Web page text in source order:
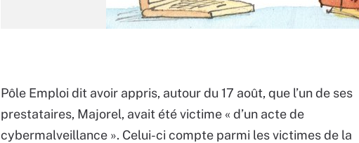
Pôle Emploi dit avoir appris, autour du 17 août, que l’un de ses
prestataires, Majorel, avait été victime « d’un acte de
cybermalveillance ». Celui-ci compte parmi les victimes de la